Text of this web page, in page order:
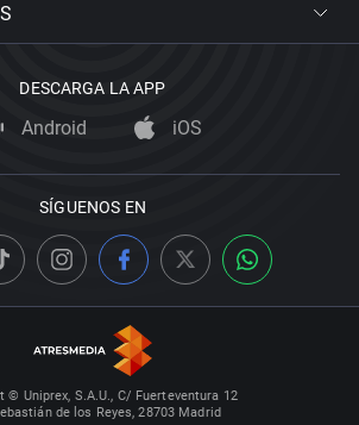
DESCARGA LA APP
Android iOS
SÍGUENOS EN
© Uniprex, S.A.U., C/ Fuerteventura 12
de los Reyes, 28703 Madrid